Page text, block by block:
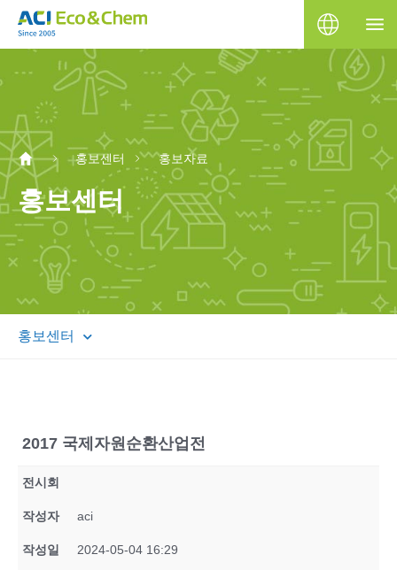
홍보센터 홍보자료
홍보센터
홍보센터
2017 국제자원순환산업전
전시회
작성자 aci
작성일 2024-05-04 16:29